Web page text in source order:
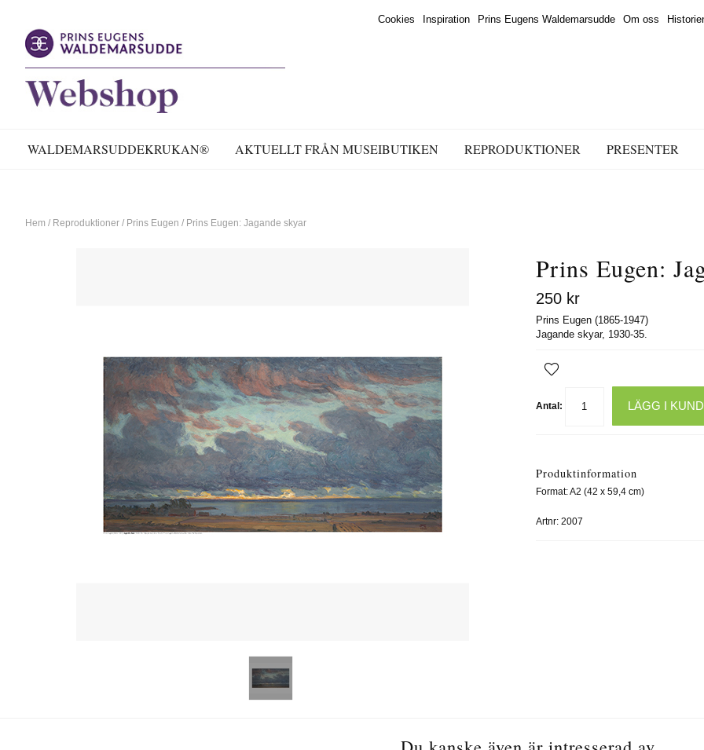
Cookies Inspiration Prins Eugens Waldemarsudde Om oss
WALDEMARSUDDEKRUKAN® AKTUELLT FRÅN MUSEIBUTIKEN REPRODUKTIONER PRESENTER
Hem / Reproduktioner / Prins Eugen / Prins Eugen: Jagande skyar
Prins Eugen:
250kr
Prins Eugen (1865-1947)
Jagande skyar, 1930-35.
Antal: LÄGG I
Produktinformation
Format: A2 (42 x 59,4 cm)
Artnr: 2007